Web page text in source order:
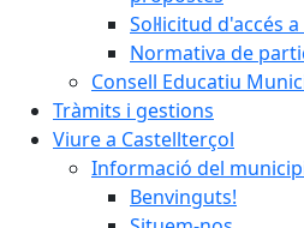
Sol·licitud d'accés
Normativa de
Consell Educatiu
Tràmits i gestions
Viure a Castellterçol
Informació del
Benvinguts!